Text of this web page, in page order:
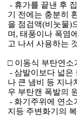
- 휴가를 끝낸 후
기 전에는 충분히
을 점검액(비눗물)
며, 태풍이나 폭염
고 나서 사용하는
□ 이동식 부탄연소
- 삼발이보다 넓은
나 큰 냄비 등 지
우 부탄캔 폭발의
- 화기주위에 연소
지등 주변화기의